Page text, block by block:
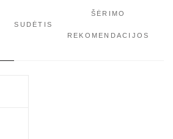
SUDĖTIS
ŠĖRIMO
REKOMENDACIJOS